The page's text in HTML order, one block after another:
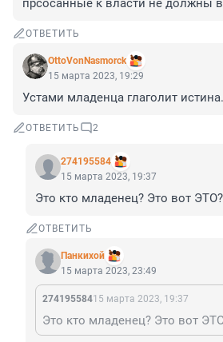
прсосанные к власти не должны
ОТВЕТИТЬ
OttoVonNasmorck
15 марта 2023, 19:29
Устами младенца глаголит
ОТВЕТИТЬ 2
274195584
15 марта 2023, 19:37
Это кто младенец? Это вот
ОТВЕТИТЬ
Панкихой
15 марта 2023, 23:49
27419558415 марта 2023, 19:37
Это кто младенец? Это вот